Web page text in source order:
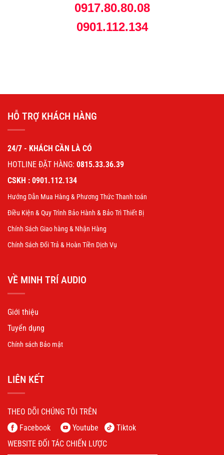
0917.80.80.08
0901.112.134
HỖ TRỢ KHÁCH HÀNG
24/7 - KHÁCH CẦN LÀ CÓ
HOTLINE ĐẶT HÀNG: 0815.33.36.39
CSKH : 0901.112.134
Hướng Dẫn Mua Hàng & Phương Thức Thanh toán
Điều Kiện & Quy Trình Bảo Hành & Bảo Trì Thiết Bị
Chính Sách Giao hàng & Nhận Hàng
Chính Sách Đổi Trả & Hoàn Tiền Dịch Vụ
VỀ MINH TRÍ AUDIO
Giới thiệu
Tuyển dụng
Chính sách Bảo mật
LIÊN KẾT
THEO DÕI CHÚNG TÔI TRÊN
Facebook
Youtube
Tiktok
WEBSITE ĐỐI TÁC CHIẾN LƯỢC